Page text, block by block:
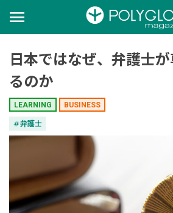
menu
日本ではなぜ、弁護士
るのか
LEARNING BUSINESS
tag弁護士